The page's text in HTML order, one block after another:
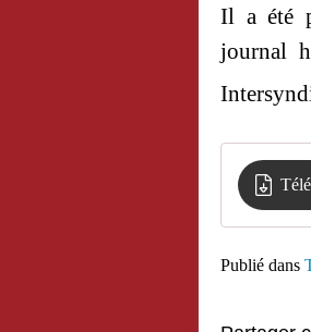
Il a été
journal
Publié dans